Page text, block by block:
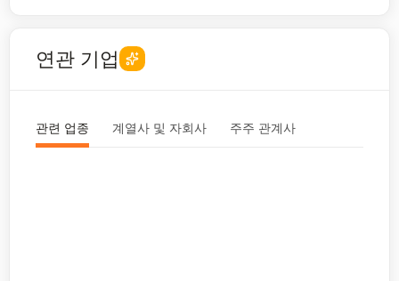
연관 기업
관련 업종 계열사 및 자회사 주주 관계사